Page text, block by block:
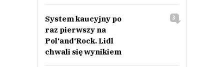
System kaucyjny po
raz pierwszy na
Pol‘and‘Rock. Lidl
chwali się wynikiem
3